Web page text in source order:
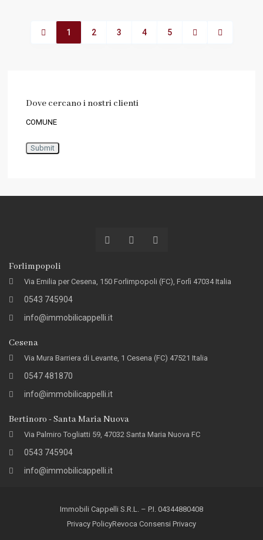
1 2 3 4 5
Dove cercano i nostri clienti
COMUNE
Forlimpopoli
Via Emilia per Cesena, 150 Forlimpopoli (FC), Forlì 47034 Italia
0543 745904
info@immobilicappelli.it
Cesena
Via Mura Barriera di Levante, 1 Cesena (FC) 47521 Italia
0547 481870
info@immobilicappelli.it
Bertinoro - Santa Maria Nuova
Via Palmiro Togliatti 59, 47032 Santa Maria Nuova FC
0543 745904
info@immobilicappelli.it
Immobili Cappelli S.R.L. – P.I. 04344880408
Privacy PolicyRevoca Consensi Privacy